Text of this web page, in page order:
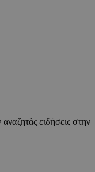
ειδήσεις στην